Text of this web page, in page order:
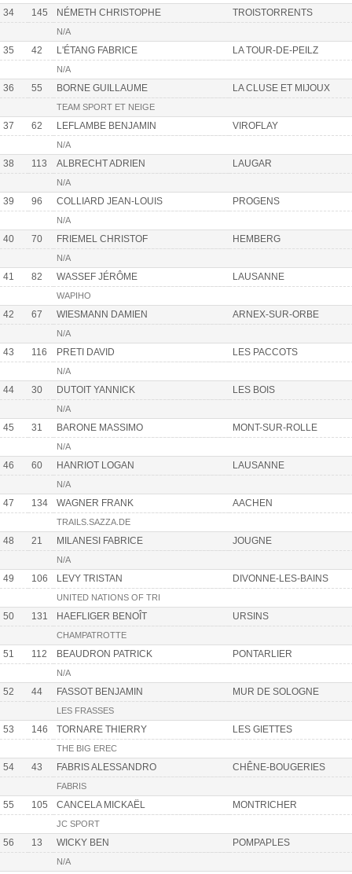
34 145 NÉMETH CHRISTOPHE TROISTORRENTS
N/A
35 42 L'ÉTANG FABRICE LA TOUR-DE-PEILZ
N/A
36 55 BORNE GUILLAUME LA CLUSE ET MIJOUX
TEAM SPORT ET NEIGE
37 62 LEFLAMBE BENJAMIN VIROFLAY
N/A
38 113 ALBRECHT ADRIEN LAUGAR
N/A
39 96 COLLIARD JEAN-LOUIS PROGENS
N/A
40 70 FRIEMEL CHRISTOF HEMBERG
N/A
41 82 WASSEF JÉRÔME LAUSANNE
WAPIHO
42 67 WIESMANN DAMIEN ARNEX-SUR-ORBE
N/A
43 116 PRETI DAVID LES PACCOTS
N/A
44 30 DUTOIT YANNICK LES BOIS
N/A
45 31 BARONE MASSIMO MONT-SUR-ROLLE
N/A
46 60 HANRIOT LOGAN LAUSANNE
N/A
47 134 WAGNER FRANK AACHEN
TRAILS.SAZZA.DE
48 21 MILANESI FABRICE JOUGNE
N/A
49 106 LEVY TRISTAN DIVONNE-LES-BAINS
UNITED NATIONS OF TRI
50 131 HAEFLIGER BENOÎT URSINS
CHAMPATROTTE
51 112 BEAUDRON PATRICK PONTARLIER
N/A
52 44 FASSOT BENJAMIN MUR DE SOLOGNE
LES FRASSES
53 146 TORNARE THIERRY LES GIETTES
THE BIG EREC
54 43 FABRIS ALESSANDRO CHÊNE-BOUGERIES
FABRIS
55 105 CANCELA MICKAËL MONTRICHER
JC SPORT
56 13 WICKY BEN POMPAPLES
N/A